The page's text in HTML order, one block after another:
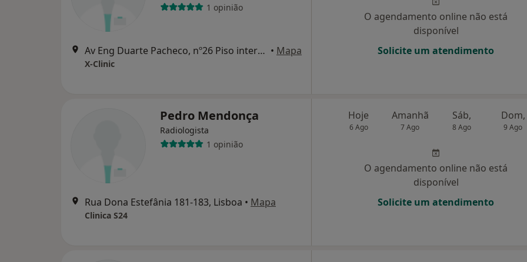
1 opinião
Av Eng Duarte Pacheco, nº26 Piso intermédio, Lisboa • Mapa
X-Clinic
O agendamento online não está
disponível
Solicite um atendimento
Pedro Mendonça
Radiologista
1 opinião
Rua Dona Estefânia 181-183, Lisboa • Mapa
Clinica S24
Hoje
6 Ago
Amanhã
7 Ago
Sáb,
8 Ago
Dom,
9 Ago
O agendamento online não está
disponível
Solicite um atendimento